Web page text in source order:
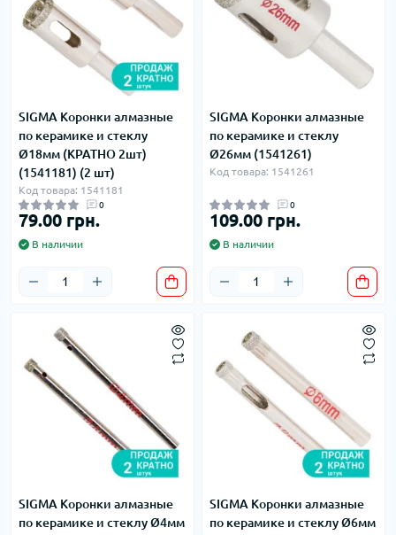
SIGMA Коронки алмазные
по керамике и стеклу
Ø18мм (КРАТНО 2шт)
(1541181) (2 шт)
Код товара: 1541181
0
79.00 грн.
В наличии
SIGMA Коронки алмазные
по керамике и стеклу
Ø26мм (1541261)
Код товара: 1541261
0
109.00 грн.
В наличии
SIGMA Коронки алмазные
по керамике и стеклу Ø4мм
SIGMA Коронки алмазные
по керамике и стеклу Ø6мм